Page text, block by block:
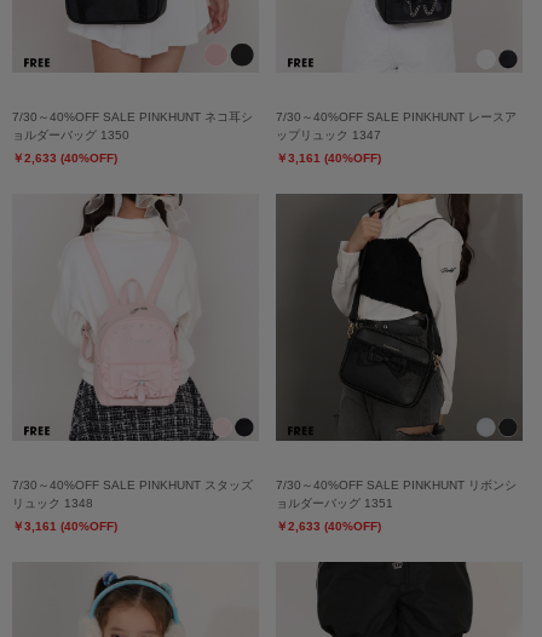
7/30～40%OFF SALE PINKHUNT ネコ耳シ
ョルダーバッグ 1350
￥2,633 (40%OFF)
7/30～40%OFF SALE PINKHUNT レースア
ップリュック 1347
￥3,161 (40%OFF)
7/30～40%OFF SALE PINKHUNT スタッズ
リュック 1348
￥3,161 (40%OFF)
7/30～40%OFF SALE PINKHUNT リボンシ
ョルダーバッグ 1351
￥2,633 (40%OFF)